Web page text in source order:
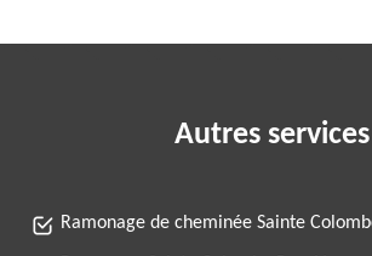
Autres services
Ramonage de cheminée Sainte